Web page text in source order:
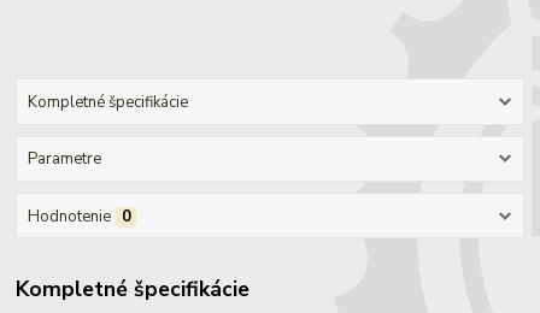
Kompletné špecifikácie
Parametre
Hodnotenie 0
Kompletné špecifikácie